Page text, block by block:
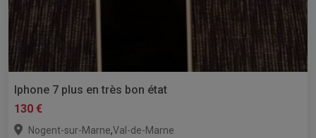
Iphone 7 plus en très bon état
130 €
Nogent-sur-Marne,Val-de-Marne